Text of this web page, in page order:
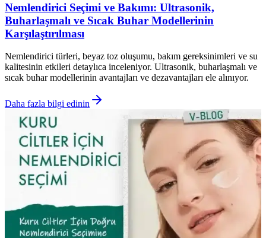
Nemlendirici Seçimi ve Bakımı: Ultrasonik,
Buharlaşmalı ve Sıcak Buhar Modellerinin
Karşılaştırılması
Nemlendirici türleri, beyaz toz oluşumu, bakım gereksinimleri ve su
kalitesinin etkileri detaylıca inceleniyor. Ultrasonik, buharlaşmalı ve
sıcak buhar modellerinin avantajları ve dezavantajları ele alınıyor.
Daha fazla bilgi edinin